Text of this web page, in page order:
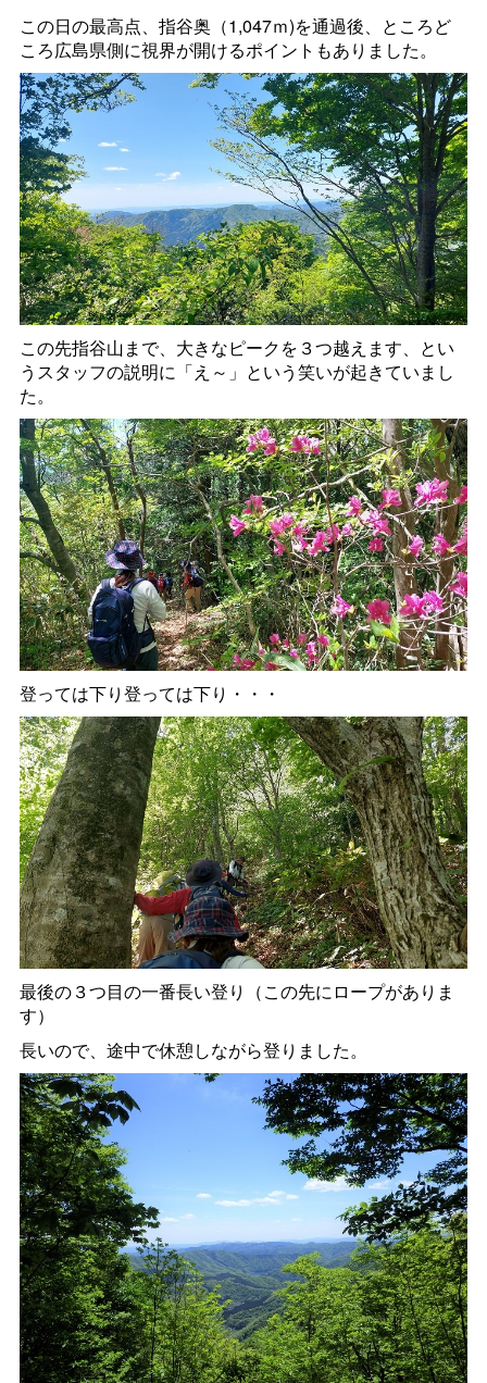
この日の最高点、指谷奥（1,047ｍ)を通過後、ところど
ころ広島県側に視界が開けるポイントもありました。
この先指谷山まで、大きなピークを３つ越えます、とい
うスタッフの説明に「え～」という笑いが起きていまし
た。
登っては下り登っては下り・・・
最後の３つ目の一番長い登り（この先にロープがありま
す）
長いので、途中で休憩しながら登りました。